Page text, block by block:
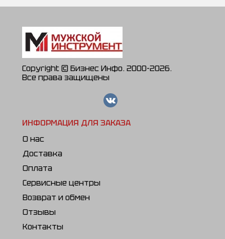
Copyright © Бизнес Инфо. 2000-2026.
Все права защищены
ИНФОРМАЦИЯ ДЛЯ ЗАКАЗА
О нас
Доставка
Оплата
Сервисные центры
Возврат и обмен
Отзывы
Контакты